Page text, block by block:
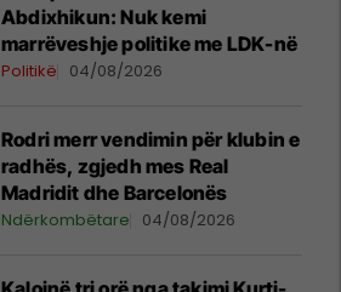
Abdixhikun: Nuk kemi
marrëveshje politike me LDK-në
Politikë 04/08/2026
Rodri merr vendimin për klubin e
radhës, zgjedh mes Real
Madridit dhe Barcelonës
Ndërkombëtare 04/08/2026